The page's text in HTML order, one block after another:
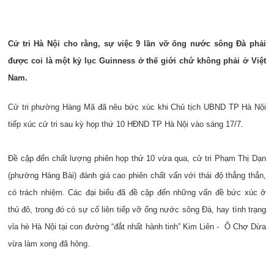
Cử tri Hà Nội cho rằng, sự việc 9 lần vỡ ống nước sông Đà phải
được coi là một kỷ lục Guinness ở thế giới chứ không phải ở Việt
Nam.
Cử tri phường Hàng Mã đã nêu bức xúc khi Chủ tịch UBND TP Hà Nội
tiếp xúc cử tri sau kỳ họp thứ 10 HĐND TP Hà Nội vào sáng 17/7.
Đề cập đến chất lượng phiên họp thứ 10 vừa qua, cử tri Phạm Thị Dạn
(phường Hàng Bài) đánh giá cao phiên chất vấn với thái độ thẳng thắn,
có trách nhiệm. Các đại biểu đã đề cập đến những vấn đề bức xúc ở
thủ đô, trong đó có sự cố liên tiếp vỡ ống nước sông Đà, hay tình trạng
vỉa hè Hà Nội tại con đường “đắt nhất hành tinh” Kim Liên - Ô Chợ Dừa
vừa làm xong đã hỏng.